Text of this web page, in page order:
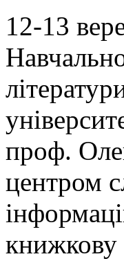
12-13
проф.
центром
книжкову